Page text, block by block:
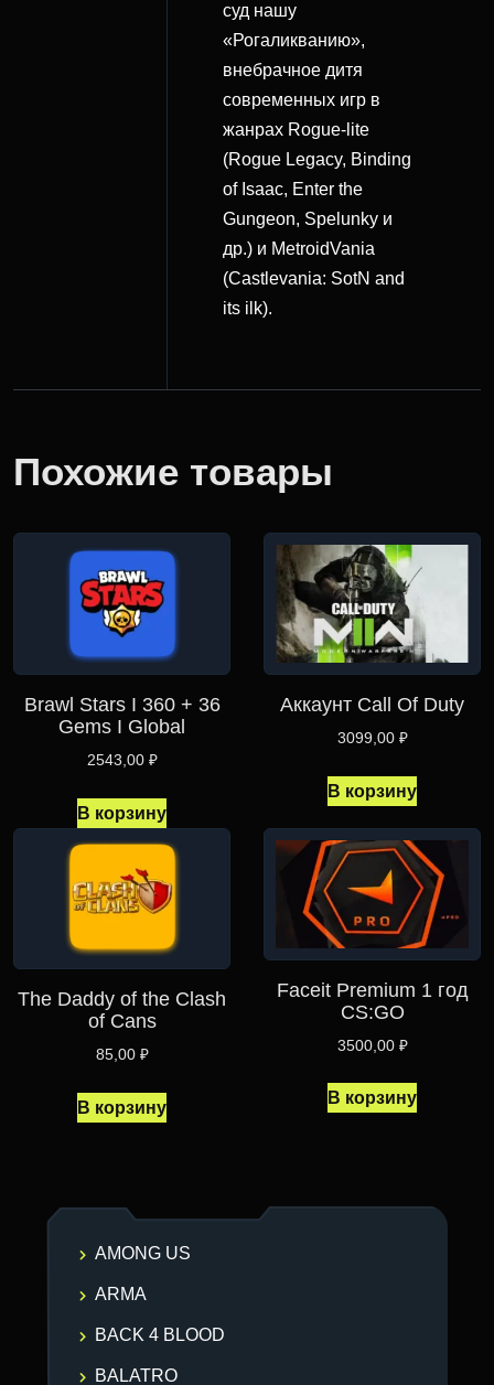
суд нашу
«Рогаликванию»,
внебрачное дитя
современных игр в
жанрах Rogue-lite
(Rogue Legacy, Binding
of Isaac, Enter the
Gungeon, Spelunky и
др.) и MetroidVania
(Castlevania: SotN and
its ilk).
Похожие товары
Brawl Stars I 360 + 36
Gems I Global
2543,00 ₽
В корзину
Аккаунт Call Of Duty
3099,00 ₽
В корзину
The Daddy of the Clash
of Cans
85,00 ₽
В корзину
Faceit Premium 1 год
CS:GO
3500,00 ₽
В корзину
AMONG US
ARMA
BACK 4 BLOOD
BALATRO